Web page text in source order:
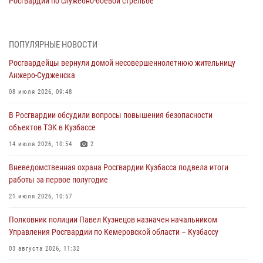
Росгвардейцы задержали в Кемерове дебошира, устроившего
05 августа 2026, 09:30
Росгвардейцы задержали участника драки, причинившего побои
05 августа 2026, 08:50
Росгвардейцы пресекли нарушение общественного порядка на
05 августа 2026, 08:10
Росгвардейцы в Юрге пресекли попытку проникновения на
05 августа 2026, 07:45
ПОПУЛЯРНЫЕ НОВОСТИ
Росгвардейцы вернули домой несовершеннолетнюю жительницу
Анжеро-Судженска
08 июля 2026, 09:48
В Росгвардии обсудили вопросы повышения безопасности
объектов ТЭК в Кузбассе
14 июля 2026, 10:54 2
Вневедомственная охрана Росгвардии Кузбасса подвела итоги
работы за первое полугодие
21 июля 2026, 10:57
Полковник полиции Павел Кузнецов назначен начальником
Управления Росгвардии по Кемеровской области – Кузбассу
03 августа 2026, 11:32